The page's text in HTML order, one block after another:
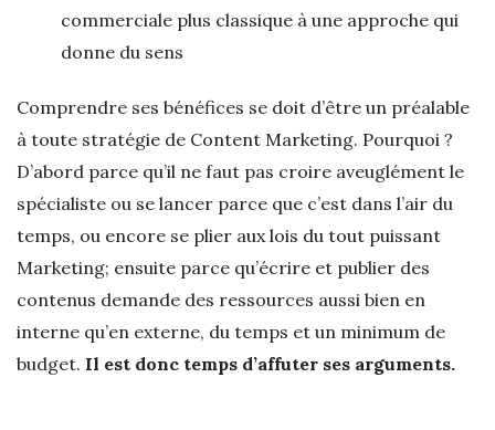
commerciale plus classique à une approche qui
donne du sens
Comprendre ses bénéfices se doit d’être un préalable
à toute stratégie de Content Marketing. Pourquoi ?
D’abord parce qu’il ne faut pas croire aveuglément le
spécialiste ou se lancer parce que c’est dans l’air du
temps, ou encore se plier aux lois du tout puissant
Marketing; ensuite parce qu’écrire et publier des
contenus demande des ressources aussi bien en
interne qu’en externe, du temps et un minimum de
budget. Il est donc temps d’affuter ses arguments.